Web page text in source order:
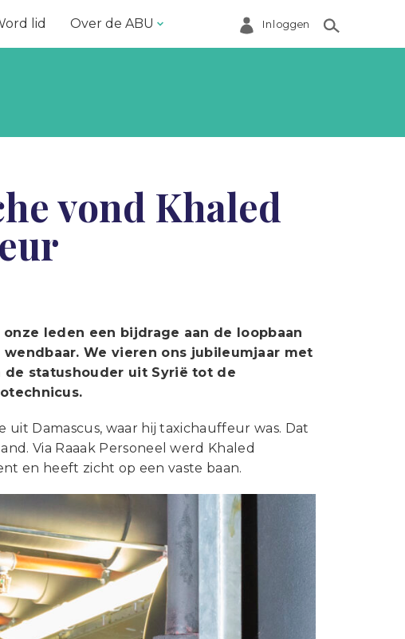
lid Over de ABU
Helpdesk
Ledenregister
Over de ABU
Statuten en reglementen
Vacatures
Vestigingen ABU-leden
Webshop
Inloggen
vond Khaled
onze leden een bijdrage aan de loopbaan
We vieren ons jubileumjaar met
statushouder uit Syrië tot de
Damascus, waar hij taxichauffeur was. Dat
Via Raaak Personeel werd Khaled
en heeft zicht op een vaste baan.